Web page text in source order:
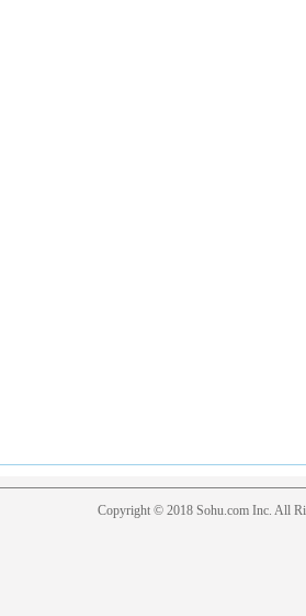
Copyright © 2018 Sohu.com Inc. All